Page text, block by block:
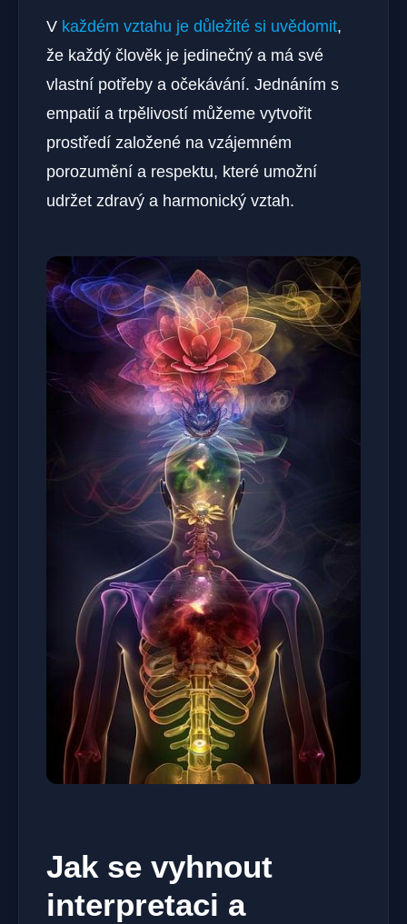
V každém vztahu je důležité si uvědomit,
že každý člověk je jedinečný a má své
vlastní potřeby a očekávání. Jednáním s
empatií a trpělivostí můžeme vytvořit
prostředí založené na vzájemném
porozumění a respektu, které umožní
udržet zdravý a harmonický vztah.
Jak se vyhnout
interpretaci a